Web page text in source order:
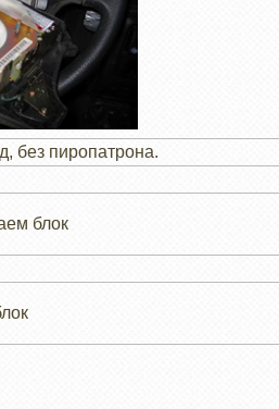
без пиропатрона.
блок